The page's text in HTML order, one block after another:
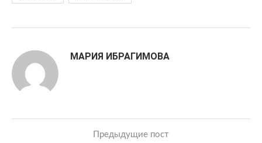
МАРИЯ ИБРАГИМОВА
Предыдущие пост